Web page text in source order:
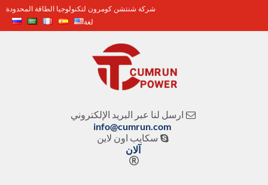
شركة شنتشن كومرون لتكنولوجيا الطاقة المحدودة
لغة
ارسل لنا عبر البريد الإلكتروني
info@cumrun.com
سكايب اون لاين
آلان
